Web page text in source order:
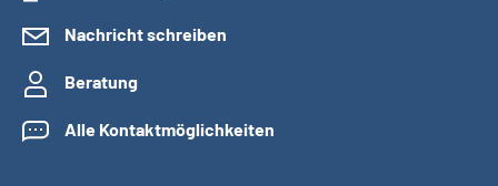
Nachricht schreiben
Beratung
Alle Kontaktmöglichkeiten